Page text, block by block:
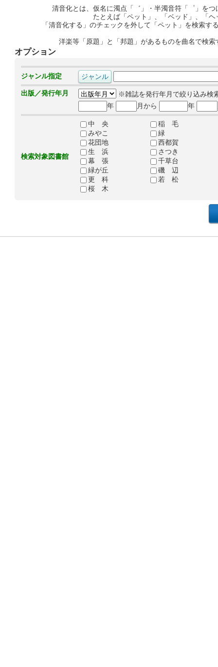
清音化とは、仮名に濁点「゛」・半濁音符「゜」を
たとえば「ペット」、「ベッド」、「
「清音化する」のチェックを外して「ペット」を検索
洋楽等「原題」と「邦題」があるものを曲名で検
オプション
ジャンル指定
出版／発行年月
※雑誌を発行年月で絞り込み検
年
月から 年
検索対象図書館
中 央
稲 毛
みやこ
緑
花団地
西都賀
生 浜
さつき
幕 張
千草台
緑が丘
磯 辺
更 科
若 松
桜 木